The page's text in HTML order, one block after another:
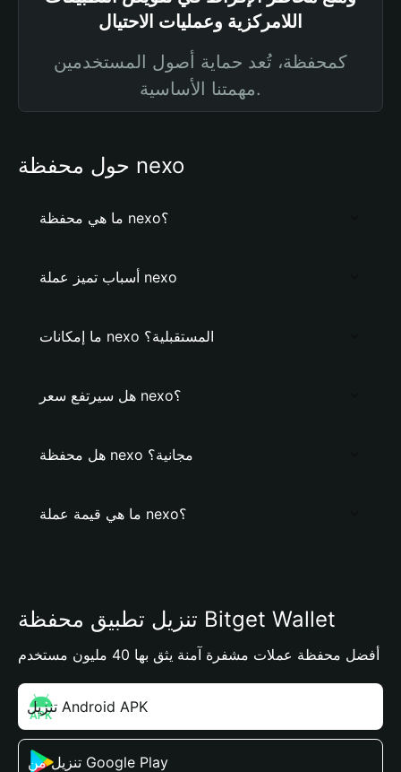
اللامركزية وعمليات الاحتيال
كمحفظة، تُعد حماية أصول المستخدمين
مهمتنا الأساسية.
حول محفظة nexo
ما هي محفظة nexo؟
أسباب تميز عملة nexo
ما إمكانات nexo المستقبلية؟
هل سيرتفع سعر nexo؟
هل محفظة nexo مجانية؟
ما هي قيمة عملة nexo؟
تنزيل تطبيق محفظة Bitget Wallet
أفضل محفظة عملات مشفرة آمنة يثق بها 40 مليون مستخدم
تنزيل Android APK
تنزيل من Google Play